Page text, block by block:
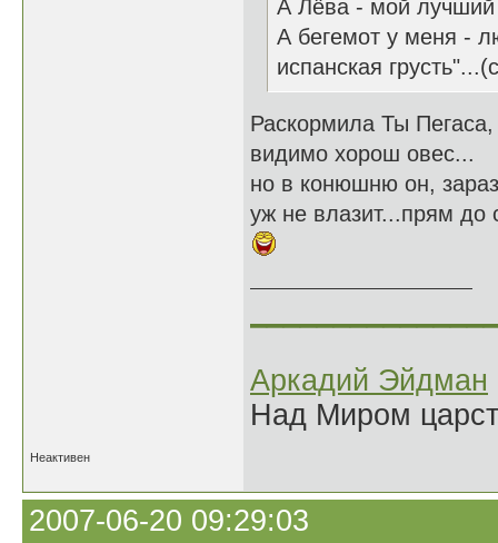
А Лёва - мой лучший
А бегемот у меня -
испанская
Раскормила Ты Пегаса,
видимо хорош овес...
но в конюшню он,
уж не влазит...прям до
Аркадий Эйдман
Над Миром
Неактивен
2007-06-20 09:29:03